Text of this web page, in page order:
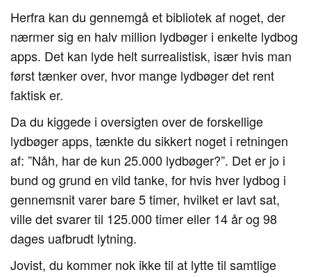
Herfra kan du gennemgå et bibliotek af noget, der
nærmer sig en halv million lydbøger i enkelte lydbog
apps. Det kan lyde helt surrealistisk, især hvis man
først tænker over, hvor mange lydbøger det rent
faktisk er.
Da du kiggede i oversigten over de forskellige
lydbøger apps, tænkte du sikkert noget i retningen
af: ”Nåh, har de kun 25.000 lydbøger?”. Det er jo i
bund og grund en vild tanke, for hvis hver lydbog i
gennemsnit varer bare 5 timer, hvilket er lavt sat,
ville det svarer til 125.000 timer eller 14 år og 98
dages uafbrudt lytning.
Jovist, du kommer nok ikke til at lytte til samtlige